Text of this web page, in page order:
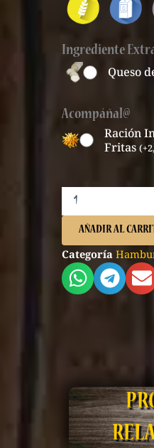
alérgenos
de
producto
Ingrediente
Queso
Acompáñal@
Ración
Fritas(+
cantidad
AÑADIR AL
Categoría